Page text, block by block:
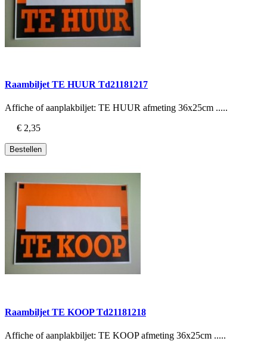
Raambiljet TE HUUR Td21181217
Affiche of aanplakbiljet: TE HUUR afmeting 36x25cm .....
€ 2,35
Bestellen
Raambiljet TE KOOP Td21181218
Affiche of aanplakbiljet: TE KOOP afmeting 36x25cm .....